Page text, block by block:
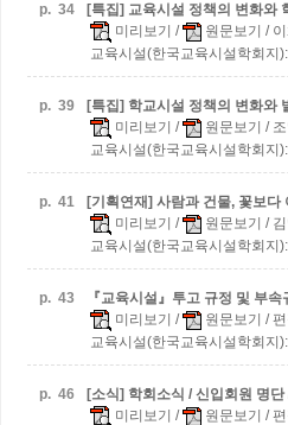
p. 34
[특집] 교육시설 정책의 변화와
미리보기 / 원문보기 /
교육시설(한국교육시설학회지
p. 39
[특집] 학교시설 정책의 변화와
미리보기 / 원문보기 /
교육시설(한국교육시설학회지
p. 41
[기획연재] 사람과 건물, 꽃보
미리보기 / 원문보기 /
교육시설(한국교육시설학회지
p. 43
『교육시설』투고 규정 및 부속
미리보기 / 원문보기 /
교육시설(한국교육시설학회지
p. 46
[소식] 학회소식 / 신입회원 명단
미리보기 / 원문보기 /